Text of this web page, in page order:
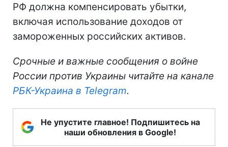
РФ должна компенсировать убытки,
включая использование доходов от
замороженных российских активов.
Срочные и важные сообщения о войне
России против Украины читайте на канале
РБК-Украина в Telegram.
Не упустите главное! Подпишитесь на
наши обновления в Google!